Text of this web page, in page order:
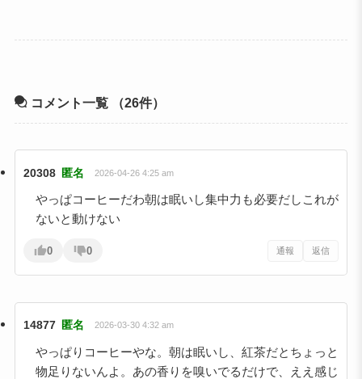
コメント一覧 （26件）
20308 匿名 2026-04-26 4:25 am
やっぱコーヒーだわ朝は眠いし集中力も必要だしこれが
ないと動けない
0 0 通報 返信
14877 匿名 2026-03-30 4:32 am
やっぱりコーヒーやな。朝は眠いし、紅茶だとちょっと
物足りないんよ。あの香りを嗅いでるだけで、ええ感じ